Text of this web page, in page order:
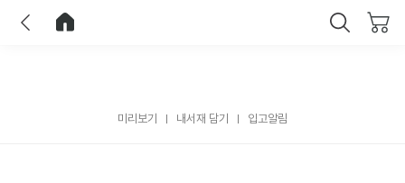
미리보기 내서재 담기 입고알림